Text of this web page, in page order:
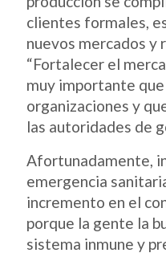
clientes formales,
nuevos mercados
“Fortalecer el
muy importante
organizaciones y
las autoridades de
Afortunadamente,
emergencia
incremento en el
porque la gente la
sistema inmune y